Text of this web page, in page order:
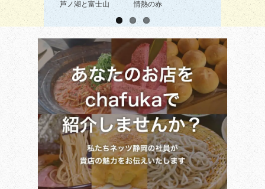
芦ノ湖と富士山 情熱の赤 箱根路より